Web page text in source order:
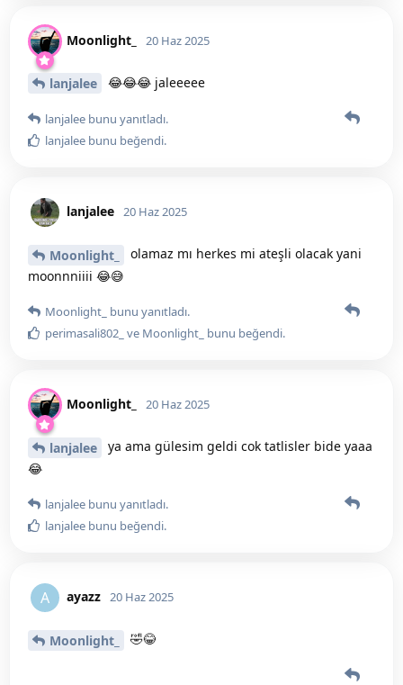
Moonlight_ 20 Haz 2025
lanjalee 😂😂😂 jaleeeee
lanjalee bunu yanıtladı.
lanjalee bunu beğendi.
lanjalee 20 Haz 2025
Moonlight_
olamaz mı herkes mi ateşli olacak yani
moonnniiii 😂😅
Moonlight_ bunu yanıtladı.
perimasali802_ ve Moonlight_ bunu beğendi.
Moonlight_ 20 Haz 2025
lanjalee
ya ama gülesim geldi cok tatlisler bide yaaa
😂
lanjalee bunu yanıtladı.
lanjalee bunu beğendi.
A ayazz 20 Haz 2025
Moonlight_ 🤣😂